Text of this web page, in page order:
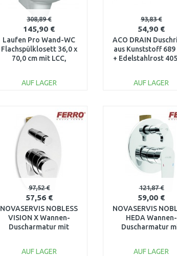
308,89 €
145,90 €
Laufen Pro Wand-WC
Flachspülklosett 36,0 x
70,0 cm mit LCC,
AUF LAGER
Vergleichen
93,83 €
54,90 €
ACO DRAIN
aus Kunststoff 689
+ Edelstahlrost
AUF LAGER
Vergleichen
97,52 €
57,56 €
NOVASERVIS NOBLESS
VISION X Wannen-
Duscharmatur mit
AUF LAGER
121,87 €
59,00 €
NOVASERVIS
HEDA Wannen-
Duscharmatur
AUF LAGER